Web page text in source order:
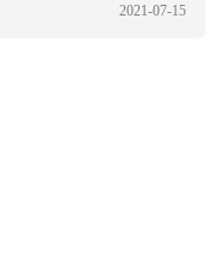
2021-07-15